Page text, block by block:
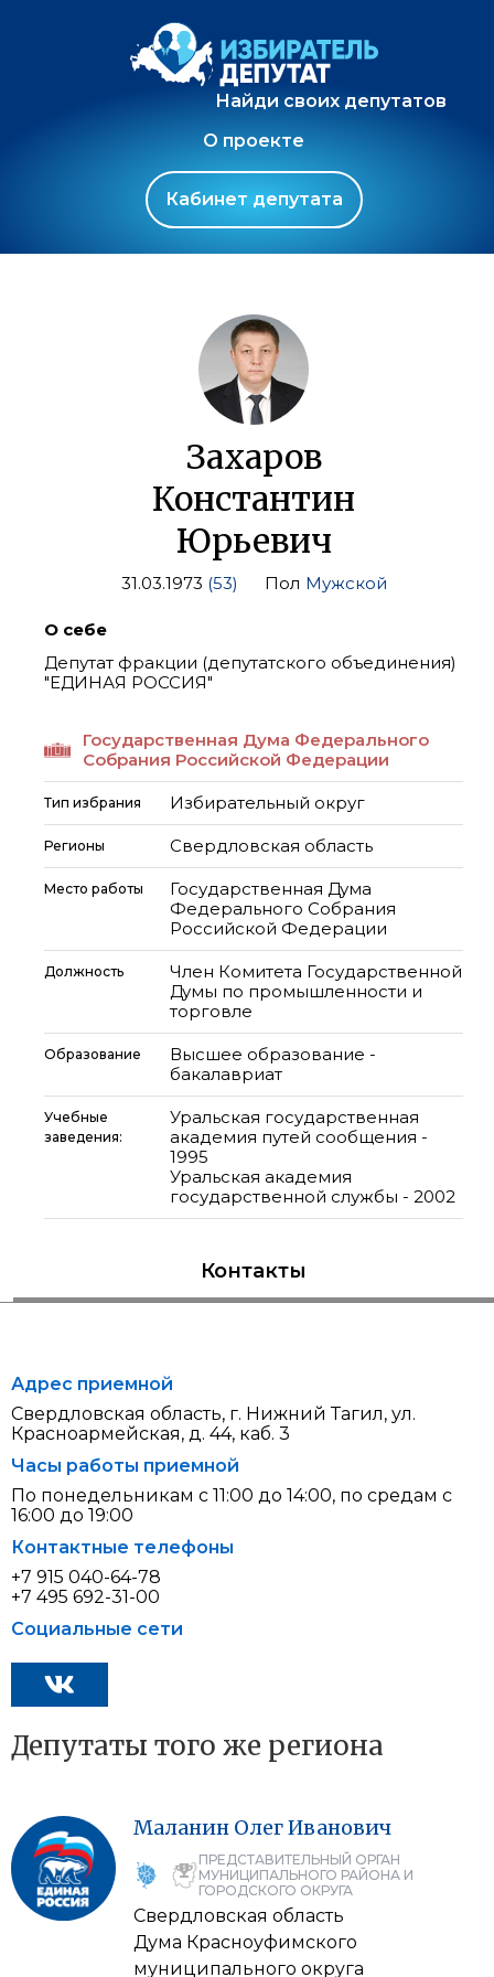
Найди своих депутатов
О проекте
Кабинет депутата
Захаров
Константин
Юрьевич
31.03.1973 (53) Пол Мужской
О себе
Депутат фракции (депутатского объединения)
"ЕДИНАЯ РОССИЯ"
Государственная Дума Федерального
Собрания Российской Федерации
Тип избрания Избирательный округ
Регионы Свердловская область
Место работы
Государственная Дума
Федерального Собрания
Российской Федерации
Должность
Член Комитета Государственной
Думы по промышленности и
торговле
Образование
Высшее образование -
бакалавриат
Учебные
заведения:
Уральская государственная
академия путей сообщения -
1995
Уральская академия
государственной службы - 2002
Контакты
Адрес приемной
Свердловская область, г. Нижний Тагил, ул.
Красноармейская, д. 44, каб. 3
Часы работы приемной
По понедельникам с 11:00 до 14:00, по средам с
16:00 до 19:00
Контактные телефоны
+7 915 040-64-78
+7 495 692-31-00
Социальные сети
Депутаты того же региона
Маланин ОлегИванович
ПРЕДСТАВИТЕЛЬНЫЙ ОРГАН
МУНИЦИПАЛЬНОГО РАЙОНА И
ГОРОДСКОГО ОКРУГА
Свердловская область
Дума Красноуфимского
муниципального округа